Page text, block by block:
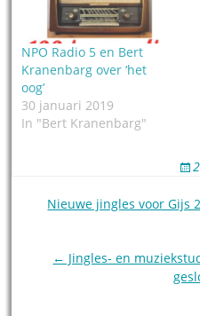
NPO Radio 5 en Bert
Kranenbarg over ‘het
oog’
30 januari 2019
In "Bert Kranenbarg"
PostNieuwe jingles voor Gijs
← Jingles- en